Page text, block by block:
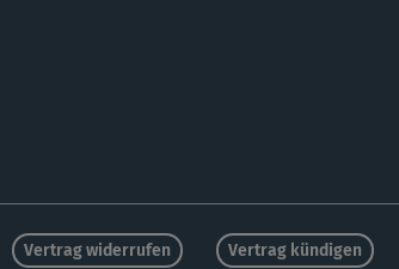
Vertrag widerrufen Vertrag kündigen